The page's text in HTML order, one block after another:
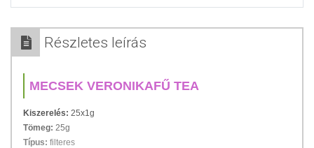
Részletes leírás
MECSEK VERONIKAFŰ TEA
Kiszerelés: 25x1g
Tömeg: 25g
Típus: filteres